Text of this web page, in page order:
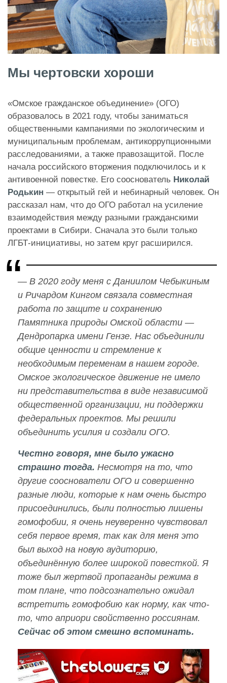
Мы чертовски хороши
«Омское гражданское объединение» (ОГО)
образовалось в 2021 году, чтобы заниматься
общественными кампаниями по экологическим и
муниципальным проблемам, антикоррупционными
расследованиями, а также правозащитой. После
начала российского вторжения подключилось и к
антивоенной повестке. Его сооснователь Николай
Родькин — открытый гей и небинарный человек. Он
рассказал нам, что до ОГО работал на усиление
взаимодействия между разными гражданскими
проектами в Сибири. Сначала это были только
ЛГБТ-инициативы, но затем круг расширился.
— В 2020 году меня с Даниилом Чебыкиным
и Ричардом Кингом связала совместная
работа по защите и сохранению
Памятника природы Омской области —
Дендропарка имени Гензе. Нас объединили
общие ценности и стремление к
необходимым переменам в нашем городе.
Омское экологическое движение не имело
ни представительства в виде независимой
общественной организации, ни поддержки
федеральных проектов. Мы решили
объединить усилия и создали ОГО.
Честно говоря, мне было ужасно
страшно тогда. Несмотря на то, что
другие сооснователи ОГО и совершенно
разные люди, которые к нам очень быстро
присоединились, были полностью лишены
гомофобии, я очень неуверенно чувствовал
себя первое время, так как для меня это
был выход на новую аудиторию,
объединённую более широкой повесткой. Я
тоже был жертвой пропаганды режима в
том плане, что подсознательно ожидал
встретить гомофобию как норму, как что-
то, что априори свойственно россиянам.
Сейчас об этом смешно вспоминать.